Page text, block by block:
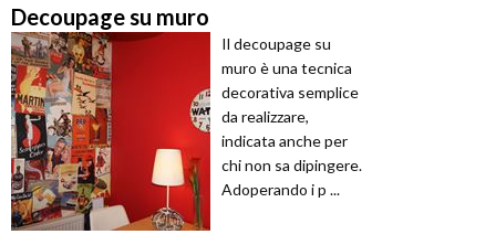
Decoupage su muro
Il decoupage su
muro è una tecnica
decorativa semplice
da realizzare,
indicata anche per
chi non sa dipingere.
Adoperando i p ...